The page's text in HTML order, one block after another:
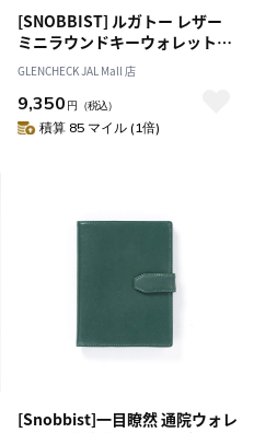
[SNOBBIST] ルガトー レザー
ミニラウンドキーウォレット
グリーン(名入不可)[オススメ対
象]
GLENCHECK JAL Mall 店
9,350 円 （税込）
積算 85 マイル (1倍)
[Snobbist]一目瞭然 通院ウォレ